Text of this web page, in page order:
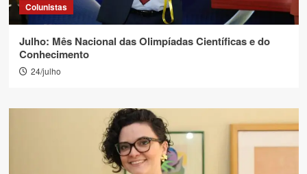
Colunistas
Julho: Mês Nacional das Olimpíadas Científicas e do
Conhecimento
24/julho